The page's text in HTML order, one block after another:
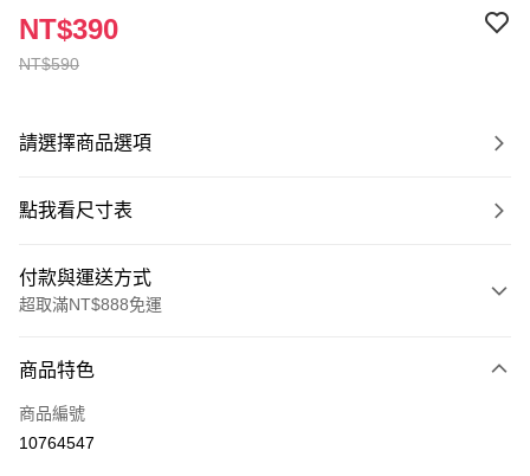
NT$590
NT$390
請選擇商品選項
點我看尺寸表
付款與運送方式
超取滿NT$888免運
信用卡一次付款
超商取貨付款
商品特色
商品編號
10764547